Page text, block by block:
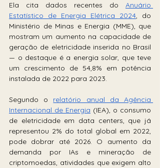
Ela cita dados recentes do Anuário
Estatístico de Energia Elétrica 2024, do
Ministério de Minas e Energia (MME), que
mostram um aumento na capacidade de
geração de eletricidade inserida no Brasil
— o destaque é a energia solar, que teve
um crescimento de 54,8% em potência
instalada de 2022 para 2023.
Segundo o relatório anual da Agência
Internacional de Energia (IEA), o consumo
de eletricidade em data centers, que já
representou 2% do total global em 2022,
pode dobrar até 2026. O aumento da
demanda por IAs e mineração de
criptomoedas, atividades que exigem alto